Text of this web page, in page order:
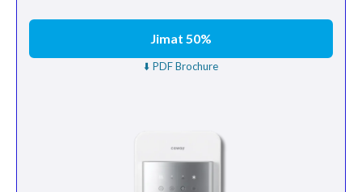
Jimat 50%
⬇️ PDF Brochure